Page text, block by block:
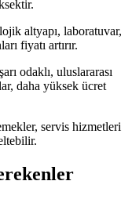
altyapı, laboratuvar,
fiyatı artırır.
odaklı, uluslararası
daha yüksek ücret
servis hizmetleri